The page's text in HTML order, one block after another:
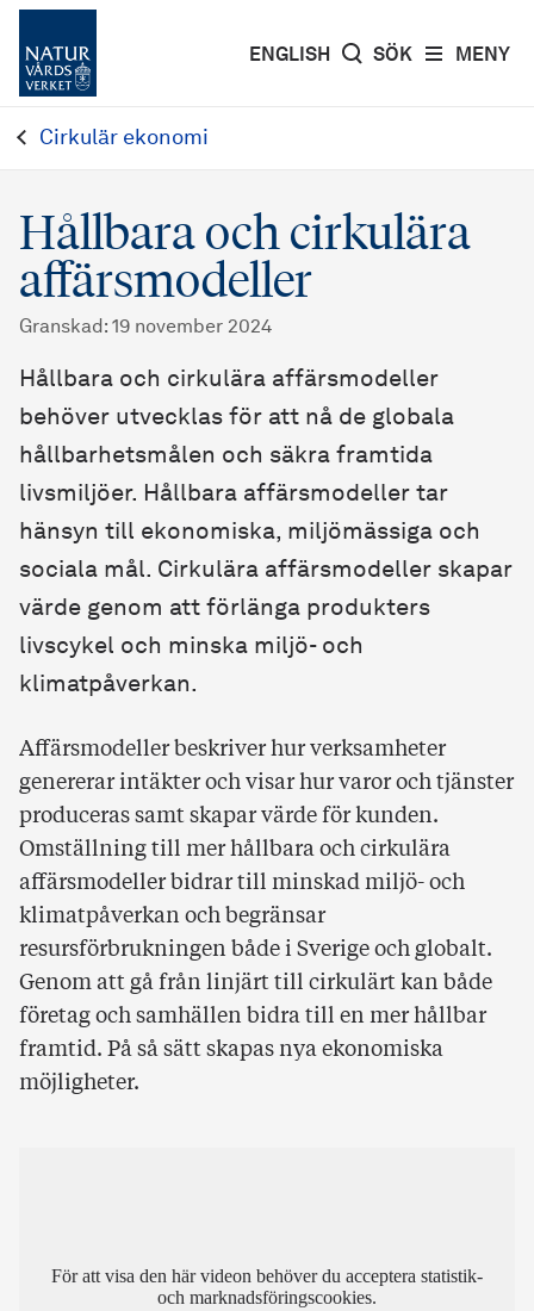
MENY
ENGLISH SÖK
Cirkulär ekonomi
Hållbara och cirkulära
affärsmodeller
Granskad : 19 november 2024
Hållbara och cirkulära affärsmodeller
behöver utvecklas för att nå de globala
hållbarhetsmålen och säkra framtida
livsmiljöer. Hållbara affärsmodeller tar
hänsyn till ekonomiska, miljömässiga och
sociala mål. Cirkulära affärsmodeller skapar
värde genom att förlänga produkters
livscykel och minska miljö- och
klimatpåverkan.
Affärsmodeller beskriver hur verksamheter
genererar intäkter och visar hur varor och tjänster
produceras samt skapar värde för kunden.
Omställning till mer hållbara och cirkulära
affärsmodeller bidrar till minskad miljö- och
klimatpåverkan och begränsar
resursförbrukningen både i Sverige och globalt.
Genom att gå från linjärt till cirkulärt kan både
företag och samhällen bidra till en mer hållbar
framtid. På så sätt skapas nya ekonomiska
möjligheter.
För att visa den här videon behöver du acceptera statistik-
och marknadsföringscookies.